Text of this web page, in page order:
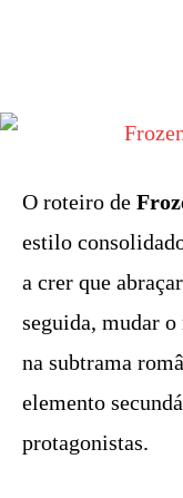
O roteiro de
estilo
a crer que
seguida, mudar
na subtrama
elemento
protagonistas.